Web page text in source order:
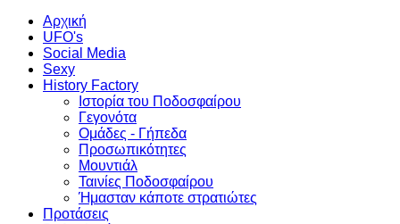
Αρχική
UFO's
Social Media
Sexy
History Factory
Ιστορία του Ποδοσφαίρου
Γεγονότα
Ομάδες - Γήπεδα
Προσωπικότητες
Μουντιάλ
Ταινίες Ποδοσφαίρου
Ήμασταν κάποτε στρατιώτες
Προτάσεις